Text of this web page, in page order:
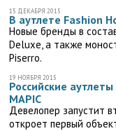
15 ДЕКАБРЯ 2015
В аутлете Fashion
Новые бренды в
Deluxe, а также
Piserro.
19 НОЯБРЯ 2015
Российские
MAPIC
Девелопер запустит
откроет первый